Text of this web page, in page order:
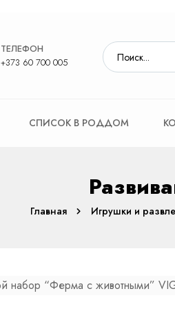
ТЕЛЕФОН
+373 60 700 005
СПИСОК В РОДДОМ
Главная Игрушки и